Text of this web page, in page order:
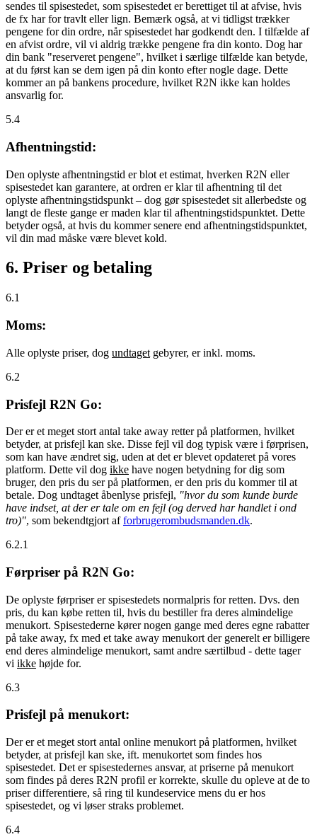
sendes til spisestedet, som spisestedet er berettiget til at afvise, hvis
de fx har for travlt eller lign. Bemærk også, at vi tidligst trækker
pengene for din ordre, når spisestedet har godkendt den. I tilfælde af
en afvist ordre, vil vi aldrig trække pengene fra din konto. Dog har
din bank "reserveret pengene", hvilket i særlige tilfælde kan betyde,
at du først kan se dem igen på din konto efter nogle dage. Dette
kommer an på bankens procedure, hvilket R2N ikke kan holdes
ansvarlig for.
5.4
Afhentningstid:
Den oplyste afhentningstid er blot et estimat, hverken R2N eller
spisestedet kan garantere, at ordren er klar til afhentning til det
oplyste afhentningstidspunkt – dog gør spisestedet sit allerbedste og
langt de fleste gange er maden klar til afhentningstidspunktet. Dette
betyder også, at hvis du kommer senere end afhentningstidspunktet,
vil din mad måske være blevet kold.
6. Priser og betaling
6.1
Moms:
Alle oplyste priser, dog undtaget gebyrer, er inkl. moms.
6.2
Prisfejl R2N Go:
Der er et meget stort antal take away retter på platformen, hvilket
betyder, at prisfejl kan ske. Disse fejl vil dog typisk være i førprisen,
som kan have ændret sig, uden at det er blevet opdateret på vores
platform. Dette vil dog ikke have nogen betydning for dig som
bruger, den pris du ser på platformen, er den pris du kommer til at
betale. Dog undtaget åbenlyse prisfejl, "hvor du som kunde burde
have indset, at der er tale om en fejl (og derved har handlet i ond
tro)", som bekendtgjort afforbrugerombudsmanden.dk.
6.2.1
Førpriser på R2N Go:
De oplyste førpriser er spisestedets normalpris for retten. Dvs. den
pris, du kan købe retten til, hvis du bestiller fra deres almindelige
menukort. Spisestederne kører nogen gange med deres egne rabatter
på take away, fx med et take away menukort der generelt er billigere
end deres almindelige menukort, samt andre særtilbud - dette tager
vi ikke højde for.
6.3
Prisfejl på menukort:
Der er et meget stort antal online menukort på platformen, hvilket
betyder, at prisfejl kan ske, ift. menukortet som findes hos
spisestedet. Det er spisestedernes ansvar, at priserne på menukort
som findes på deres R2N profil er korrekte, skulle du opleve at de to
priser differentiere, så ring til kundeservice mens du er hos
spisestedet, og vi løser straks problemet.
6.4